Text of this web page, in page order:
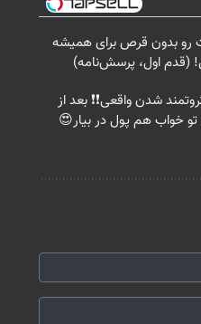
رو بدون قرص برای همیشه
اول، پرسش‌نامه)
شدن واقعی❗❗ بعد از
تو خواب هم پول در بیار😍